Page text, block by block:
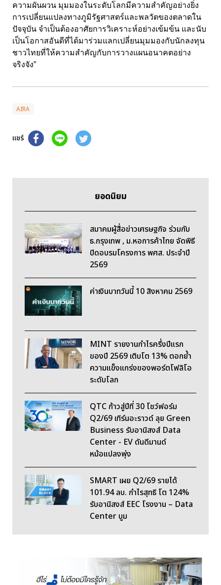
ความผันผวน มุมมองในระดับโลกมีความสำคัญอย่างยิ่ง
การเปลี่ยนแปลงทางภูมิรัฐศาสตร์และพลวัตของตลาดใน
ปัจจุบัน จำเป็นต้องอาศัยการวิเคราะห์อย่างเข้มข้น และนับ
เป็นโอกาสอันดีที่ได้มาร่วมแลกเปลี่ยนมุมมองกับนักลงทุน
ชาวไทยที่ให้ความสำคัญกับการวางแผนอนาคตอย่าง
จริงจัง”
AIRA
แชร์
ยอดนิยม
สมาคมผู้สื่อข่าวเศรษฐกิจ ร่วมกับ
ธ.กรุงเทพ , ม.หอการค้าไทย จัดพิธี
ปิดอบรมโครงการ พศส. ประจำปี
2569
ค่าเงินบาทวันนี้ 10 สิงหาคม 2569
MINT รายงานกำไรครึ่งปีแรก
ของปี 2569 เติบโต 13% ตอกย้ำ
ความแข็งแกร่งของพอร์ตโฟลิโอ
ระดับโลก
QTC ก้าวสู่ปีที่ 30 โชว์ฟอร์ม
Q2/69 เทิร์นอะราวด์ ลุย Green
Business รับอานิสงส์ Data
Center - EV ดันดีมานด์
หม้อแปลงพุ่ง
SMART เผย Q2/69 รายได้
101.94 ลบ. กำไรสุทธิ โต 124%
รับอานิสงส์ EEC โรงงาน – Data
Center บูม